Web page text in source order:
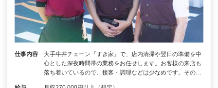
仕事内容
大手牛丼チェーン『すき家』で、店内清掃や翌日の準備を中
心とした深夜時間帯の業務をお任せします。お客様の来店も
落ち着いているので、接客・調理などは少なめです。その…